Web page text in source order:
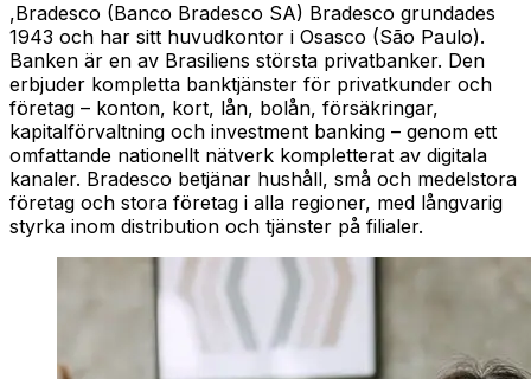
,Bradesco (Banco Bradesco SA) Bradesco grundades
1943 och har sitt huvudkontor i Osasco (São Paulo).
Banken är en av Brasiliens största privatbanker. Den
erbjuder kompletta banktjänster för privatkunder och
företag – konton, kort, lån, bolån, försäkringar,
kapitalförvaltning och investment banking – genom ett
omfattande nationellt nätverk kompletterat av digitala
kanaler. Bradesco betjänar hushåll, små och medelstora
företag och stora företag i alla regioner, med långvarig
styrka inom distribution och tjänster på filialer.